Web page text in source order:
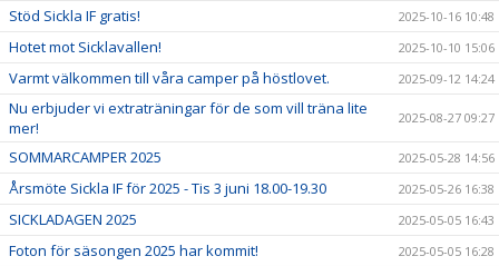
Stöd Sickla IF gratis! 2025-10-16 10:48
Hotet mot Sicklavallen! 2025-10-10 15:06
Varmt välkommen till våra camper på höstlovet. 2025-09-12 14:24
Nu erbjuder vi extraträningar för de som vill träna lite
mer!
2025-08-27 09:27
SOMMARCAMPER 2025 2025-05-28 14:56
Årsmöte Sickla IF för 2025 - Tis 3 juni 18.00-19.30 2025-05-26 16:38
SICKLADAGEN 2025 2025-05-05 16:43
Foton för säsongen 2025 har kommit! 2025-05-05 16:28